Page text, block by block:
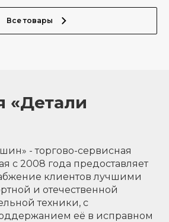
Все товары
«Детали
- торгово-сервисная
с 2008 года предоставляет
клиентов лучшими
и отечественной
техники, с
её в исправном